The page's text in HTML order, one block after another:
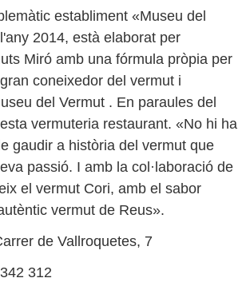
establiment «Museu del
2014, està elaborat per
Miró amb una fórmula pròpia per
coneixedor del vermut i
del Vermut . En paraules del
vermuteria restaurant. «No hi ha
gaudir a història del vermut que
passió. I amb la col·laboració de
el vermut Cori, amb el sabor
vermut de Reus».
de Vallroquetes, 7
312